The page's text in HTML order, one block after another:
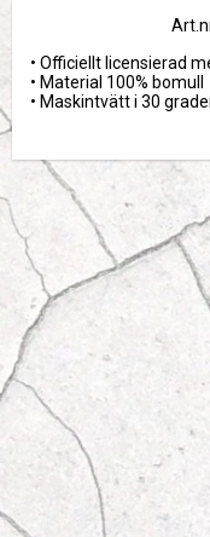
• Officiellt licensierad
• Material 100% bomull
• Maskintvätt i 30